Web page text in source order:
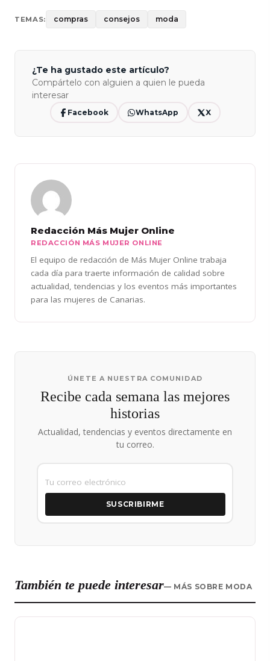
TEMAS: compras consejos moda
¿Te ha gustado este artículo?
Compártelo con alguien a quien le pueda
interesar
Facebook WhatsApp X
Redacción Más Mujer Online
REDACCIÓN MÁS MUJER ONLINE
El equipo de redacción de Más Mujer Online trabaja
cada día para traerte información de calidad sobre
actualidad, tendencias y los eventos más importantes
para las mujeres de Canarias.
ÚNETE A NUESTRA COMUNIDAD
Recibe cada semana las mejores
historias
Actualidad, tendencias y eventos directamente en
tu correo.
SUSCRIBIRME
También te puede interesar— MÁS SOBRE MODA